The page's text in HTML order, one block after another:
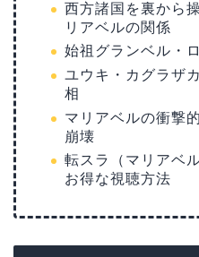
西方諸国を裏から
リアベルの関係
始祖グランベル・
ユウキ・カグラザ
相
マリアベルの衝撃
崩壊
転スラ（マリアベ
お得な視聴方法